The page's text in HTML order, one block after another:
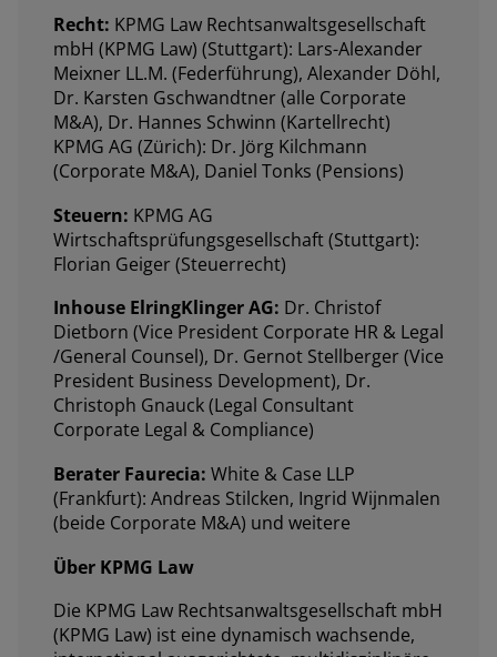
Recht: KPMG Law Rechtsanwaltsgesellschaft
mbH (KPMG Law) (Stuttgart): Lars-Alexander
Meixner LL.M. (Federführung), Alexander Döhl,
Dr. Karsten Gschwandtner (alle Corporate
M&A), Dr. Hannes Schwinn (Kartellrecht)
KPMG AG (Zürich): Dr. Jörg Kilchmann
(Corporate M&A), Daniel Tonks (Pensions)
Steuern: KPMG AG
Wirtschaftsprüfungsgesellschaft (Stuttgart):
Florian Geiger (Steuerrecht)
Inhouse ElringKlinger AG: Dr. Christof
Dietborn (Vice President Corporate HR & Legal
/General Counsel), Dr. Gernot Stellberger (Vice
President Business Development), Dr.
Christoph Gnauck (Legal Consultant
Corporate Legal & Compliance)
Berater Faurecia: White & Case LLP
(Frankfurt): Andreas Stilcken, Ingrid Wijnmalen
(beide Corporate M&A) und weitere
Über KPMG Law
Die KPMG Law Rechtsanwaltsgesellschaft mbH
(KPMG Law) ist eine dynamisch wachsende,